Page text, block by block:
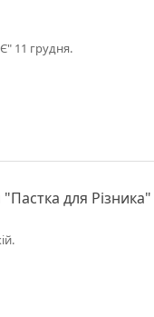
11 грудня.
для Різника"